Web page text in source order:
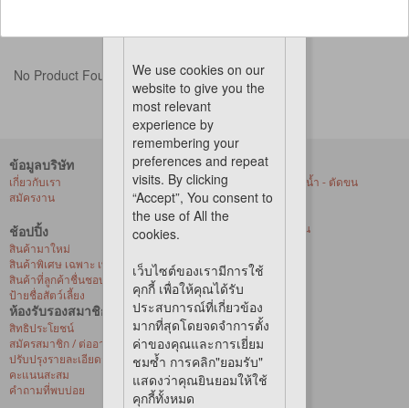
No Product Found
ข้อมูลบริษัท
เกี่ยวกับเรา
สมัครงาน
ช้อปปิ้ง
สินค้ามาใหม่
สินค้าพิเศษ เฉพาะ เพ็ท เลิฟเวอร์ เซ็นเตอร์
สินค้าที่ลูกค้าชื่นชอบ
ป้ายชื่อสัตว์เลี้ยง
บริการของเรา
ศูนย์ให้บริการอาบน้ำ - ตัดขน
สัตว์เลี้ยงที่ร้านค้า
การจัดส่งด่วน
บริการจัดส่งถึงบ้าน
ห้องรับรองสมาชิก
สิทธิประโยชน์
สมัครสมาชิก / ต่ออายุ / เปิดใช้งานบัตรวีไอพี
ปรับปรุงรายละเอียดส่วนบุคคล
คะแนนสะสม
คำถามที่พบบ่อย
We use cookies on our
website to give you the
most relevant
experience by
remembering your
preferences and repeat
visits. By clicking
“Accept”, You consent to
the use of All the
cookies.
เว็บไซต์ของเรามีการใช้
คุกกี้ เพื่อให้คุณได้รับ
ประสบการณ์ที่เกี่ยวข้อง
มากที่สุดโดยจดจำการตั้ง
ค่าของคุณและการเยี่ยม
ชมซ้ำ การคลิก"ยอมรับ"
แสดงว่าคุณยินยอมให้ใช้
คุกกี้ทั้งหมด